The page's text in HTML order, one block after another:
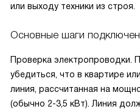
или выходу техники из строя.
Основные шаги
Проверка электропроводки.
убедиться, что в квартире
линия, рассчитанная на
(обычно 2-3,5 кВт). Линия